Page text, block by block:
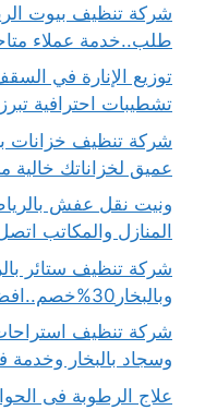
طلب..خدمة عملاء
تشطيبات احترافية
عميق لخزاناتك خالية
المنازل والمكاتب
شركة تنظيف ستائر
وبالبخار30%خصم..افضل شركة غسيل ستائر
وسجاد بالبخار وخدمة